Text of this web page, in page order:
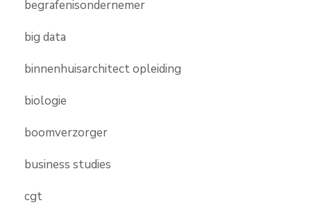
begrafenisondernemer
big data
binnenhuisarchitect opleiding
biologie
boomverzorger
business studies
cgt